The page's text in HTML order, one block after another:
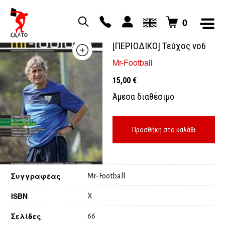
0
[ΠΕΡΙΟΔΙΚΟ] Τεύχος νο6
Mr-Football
15,00 €
Άμεσα διαθέσιμο
Προσθήκη στο καλάθι
Συγγραφέας Mr-Football
ISBN X
Σελίδες 66